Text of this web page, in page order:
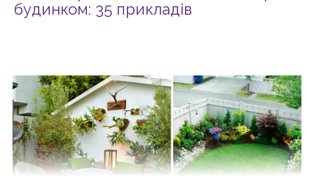
будинком: 35 прикладів